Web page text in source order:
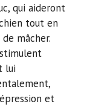
qui aideront
tout en
mâcher.
lui
et